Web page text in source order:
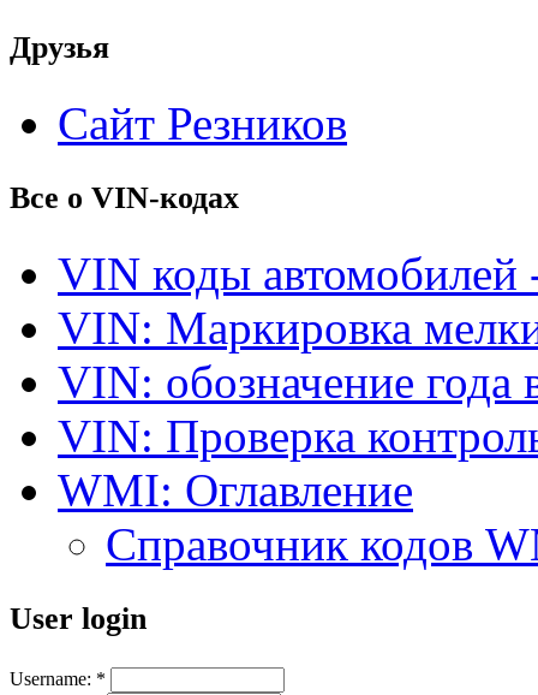
Друзья
Сайт Резников
Все о VIN-кодах
VIN коды автомобилей
VIN: Маркировка
VIN: обозначение года
VIN: Проверка
WMI: Оглавление
Справочник кодов
User login
Username: *